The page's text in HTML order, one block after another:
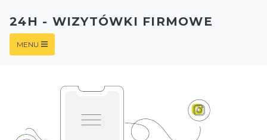
24H - WIZYTÓWKI FIRMOWE
MENU